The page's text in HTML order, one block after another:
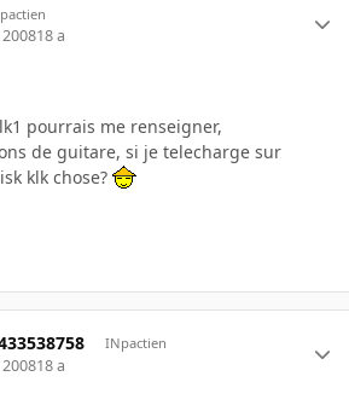
18 a
pourrais me renseigner,
de guitare, si je telecharge sur
klk chose?
INpactien
18 a